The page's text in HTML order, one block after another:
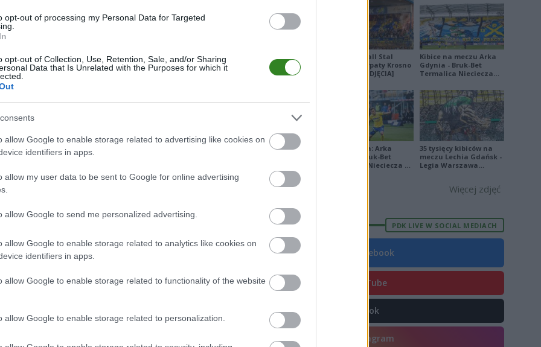
opt-out of processing my Personal Data for Targeted
opt-out of Collection, Use, Retention, Sale, and/or Sharing
Data that Is Unrelated with the Purposes for which it
allow Google to enable storage related to advertising like cookies on
identifiers in apps.
allow my user data to be sent to Google for online advertising
allow Google to send me personalized advertising.
allow Google to enable storage related to analytics like cookies on
identifiers in apps.
allow Google to enable storage related to functionality of the website
allow Google to enable storage related to personalization.
24 20 6 47-60
24 1 0 1 9-113
remis
FORMA
36-9
40-20
36-14
34-20
45-28
12 23 7 2 3 29-19
12 19 6 1 5 34-24
12 17 5 2 29-25
Derby Ekoball Stal
Sanok - Karpaty Krosno
na remis [ZDJĘCIA]
Kibice na meczu Arka
Gdynia - Bruk-Bet
Termalica Nieciecza
Ekstraklasa: Arka
Gdynia - Bruk-Bet
Termalica Nieciecza 2-
35 tysięcy kibiców na
meczu Lechia Gdańsk -
Legia Warszawa
Więcej zdjęć
PDK LIVE W SOCIAL MEDIACH
Facebook
YouTube
TikTok
Instagram